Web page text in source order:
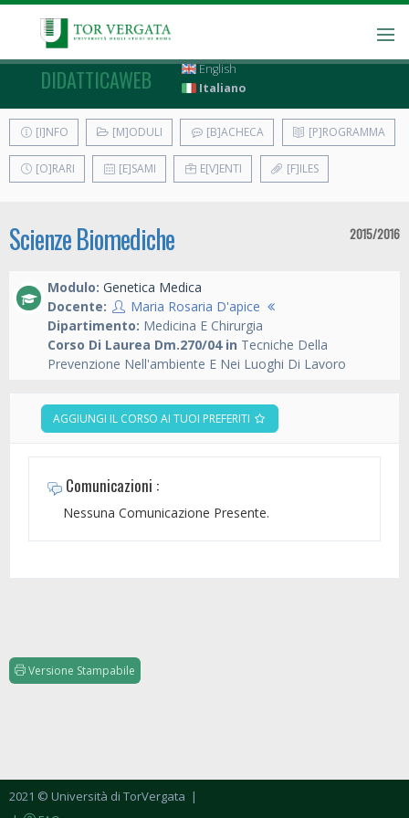
DIDATTICAWEB
English
Italiano
[I]NFO [M]ODULI [B]ACHECA [P]ROGRAMMA
[O]RARI [E]SAMI E[V]ENTI [F]ILES
Scienze Biomediche 2015/2016
Modulo: Genetica Medica
Docente:
Maria Rosaria D'apice
Dipartimento: Medicina E Chirurgia
Corso Di Laurea Dm.270/04 in Tecniche Della
Prevenzione Nell'ambiente E Nei Luoghi Di Lavoro
AGGIUNGI IL CORSO AI TUOI PREFERITI
Comunicazioni :
Nessuna Comunicazione Presente.
Versione Stampabile
2021 © Università di TorVergata |